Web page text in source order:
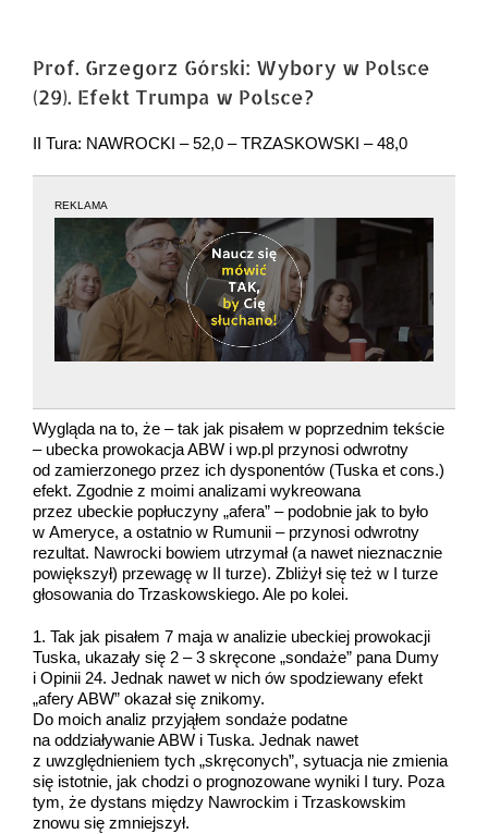
obrazek
Prof. Grzegorz Górski: Wybory w Polsce
(29). Efekt Trumpa w Polsce?
II Tura: NAWROCKI – 52,0 – TRZASKOWSKI – 48,0
REKLAMA
Wygląda na to, że – tak jak pisałem w poprzednim tekście
– ubecka prowokacja ABW i wp.pl przynosi odwrotny
od zamierzonego przez ich dysponentów (Tuska et cons.)
efekt. Zgodnie z moimi analizami wykreowana
przez ubeckie popłuczyny „afera” – podobnie jak to było
w Ameryce, a ostatnio w Rumunii – przynosi odwrotny
rezultat. Nawrocki bowiem utrzymał (a nawet nieznacznie
powiększył) przewagę w II turze). Zbliżył się też w I turze
głosowania do Trzaskowskiego. Ale po kolei.
1. Tak jak pisałem 7 maja w analizie ubeckiej prowokacji
Tuska, ukazały się 2 – 3 skręcone „sondaże” pana Dumy
i Opinii 24. Jednak nawet w nich ów spodziewany efekt
„afery ABW” okazał się znikomy.
Do moich analiz przyjąłem sondaże podatne
na oddziaływanie ABW i Tuska. Jednak nawet
z uwzględnieniem tych „skręconych”, sytuacja nie zmienia
się istotnie, jak chodzi o prognozowane wyniki I tury. Poza
tym, że dystans między Nawrockim i Trzaskowskim
znowu się zmniejszył.